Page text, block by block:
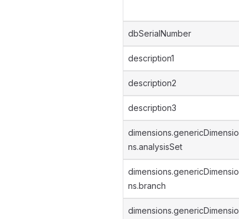
dbSerialNumber
description1
description2
description3
dimensions.genericDimensio
ns.analysisSet
dimensions.genericDimensio
ns.branch
dimensions.genericDimensio